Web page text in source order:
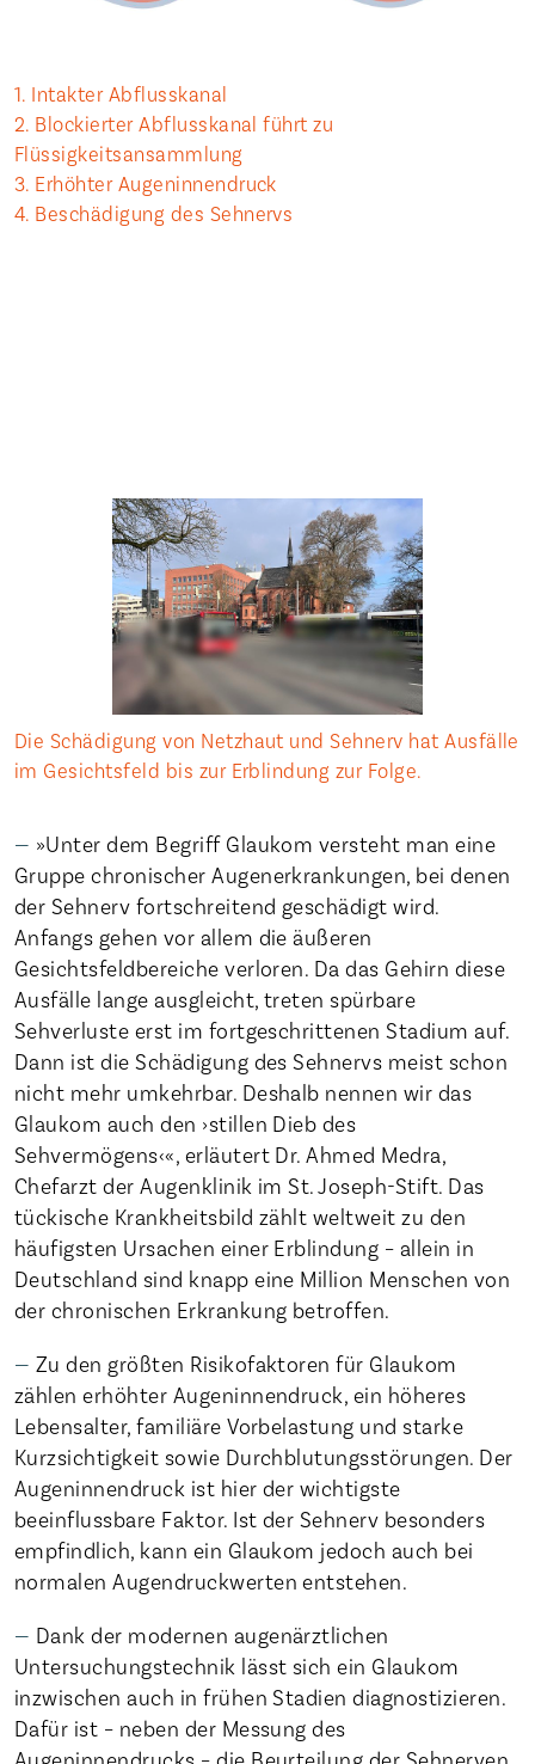
1. Intakter Abflusskanal
2. Blockierter Abflusskanal führt zu
Flüssigkeitsansammlung
3. Erhöhter Augeninnendruck
4. Beschädigung des Sehnervs
Die Schädigung von Netzhaut und Sehnerv hat Ausfälle
im Gesichtsfeld bis zur Erblindung zur Folge.
»Unter dem Begriff Glaukom versteht man eine
Gruppe chronischer Augenerkrankungen, bei denen
der Sehnerv fortschreitend geschädigt wird.
Anfangs gehen vor allem die äußeren
Gesichtsfeldbereiche verloren. Da das Gehirn diese
Ausfälle lange ausgleicht, treten spürbare
Sehverluste erst im fortgeschrittenen Stadium auf.
Dann ist die Schädigung des Sehnervs meist schon
nicht mehr umkehrbar. Deshalb nennen wir das
Glaukom auch den ›stillen Dieb des
Sehvermögens‹«, erläutert Dr. Ahmed Medra,
Chefarzt der Augenklinik im St. Joseph-Stift. Das
tückische Krankheitsbild zählt weltweit zu den
häufigsten Ursachen einer Erblindung – allein in
Deutschland sind knapp eine Million Menschen von
der chronischen Erkrankung betroffen.
Zu den größten Risikofaktoren für Glaukom
zählen erhöhter Augeninnendruck, ein höheres
Lebensalter, familiäre Vorbelastung und starke
Kurzsichtigkeit sowie Durchblutungsstörungen. Der
Augeninnendruck ist hier der wichtigste
beeinflussbare Faktor. Ist der Sehnerv besonders
empfindlich, kann ein Glaukom jedoch auch bei
normalen Augendruckwerten entstehen.
Dank der modernen augenärztlichen
Untersuchungstechnik lässt sich ein Glaukom
inzwischen auch in frühen Stadien diagnostizieren.
Dafür ist – neben der Messung des
Augeninnendrucks – die Beurteilung der Sehnerven